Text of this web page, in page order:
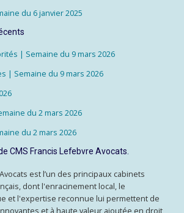
du 6 janvier 2025
| Semaine du 9 mars 2026
| Semaine du 9 mars 2026
du 2 mars 2026
du 2 mars 2026
CMS Francis Lefebvre Avocats.
est l’un des principaux cabinets
dont l'enracinement local, le
et l'expertise reconnue lui permettent de
et à haute valeur ajoutée en droit